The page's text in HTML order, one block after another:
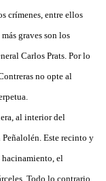
crímenes, entre ellos
graves son los
Carlos Prats. Por lo
no opte al
al interior del
Este recinto y
el
Todo lo contrario,